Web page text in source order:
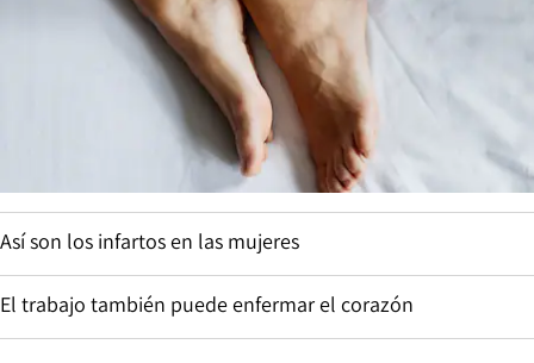
Así son los infartos en las mujeres
El trabajo también puede enfermar el corazón